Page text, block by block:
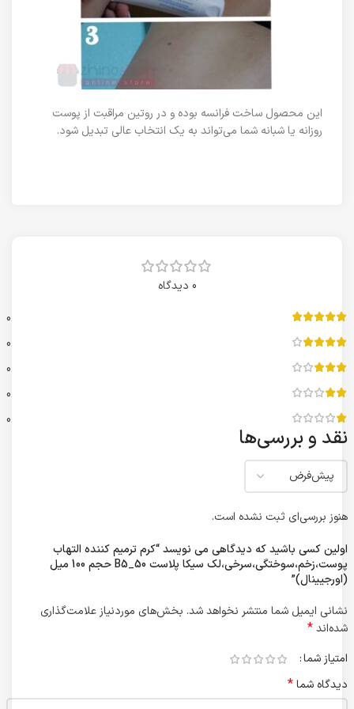
این محصول ساخت فرانسه بوده و در روتین مراقبت از پوست
روزانه یا شبانه شما می‌تواند به یک انتخاب عالی تبدیل شود.
0 دیدگاه
0
0
0
0
0
نقد و بررسی‌ها
هنوز بررسی‌ای ثبت نشده است.
اولین کسی باشید که دیدگاهی می نویسد “کرم ترمیم کننده التهاب
پوست،زخم،سوختگی،سرخی،لک سیکا پلاست B5_50 حجم 100 میل
(اورجیینال)”
نشانی ایمیل شما منتشر نخواهد شد. بخش‌های موردنیاز علامت‌گذاری
شده‌اند*
امتیاز شما
دیدگاه شما*